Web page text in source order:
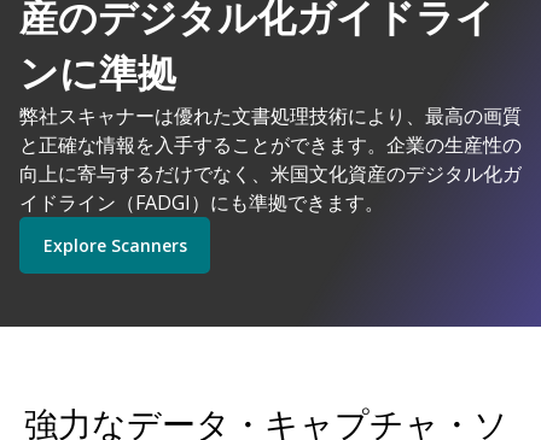
産のデジタル化ガイドライ
ンに準拠
弊社スキャナーは優れた文書処理技術により、最高の画質
と正確な情報を入手することができます。企業の生産性の
向上に寄与するだけでなく、米国文化資産のデジタル化ガ
イドライン（FADGI）にも準拠できます。
Explore Scanners
AIを搭載した
Get Started
コダックアラリスは理にかなっています
Explore Software Explore Scanners
Explore Services
強力なデータ・キャプチャ・ソ